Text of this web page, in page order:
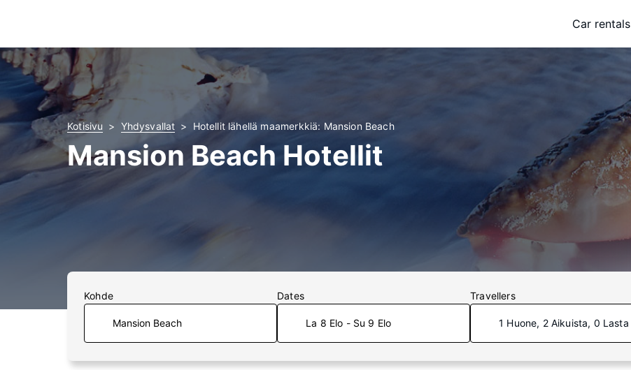
Car rentals
Kotisivu Yhdysvallat Hotellit lähellä maamerkkiä: Mansion Beach
Mansion Beach Hotellit
Kohde Dates
La 8 Elo - Su 9 Elo
Travellers
1 Huone, 2 Aikuista, 0 Lasta